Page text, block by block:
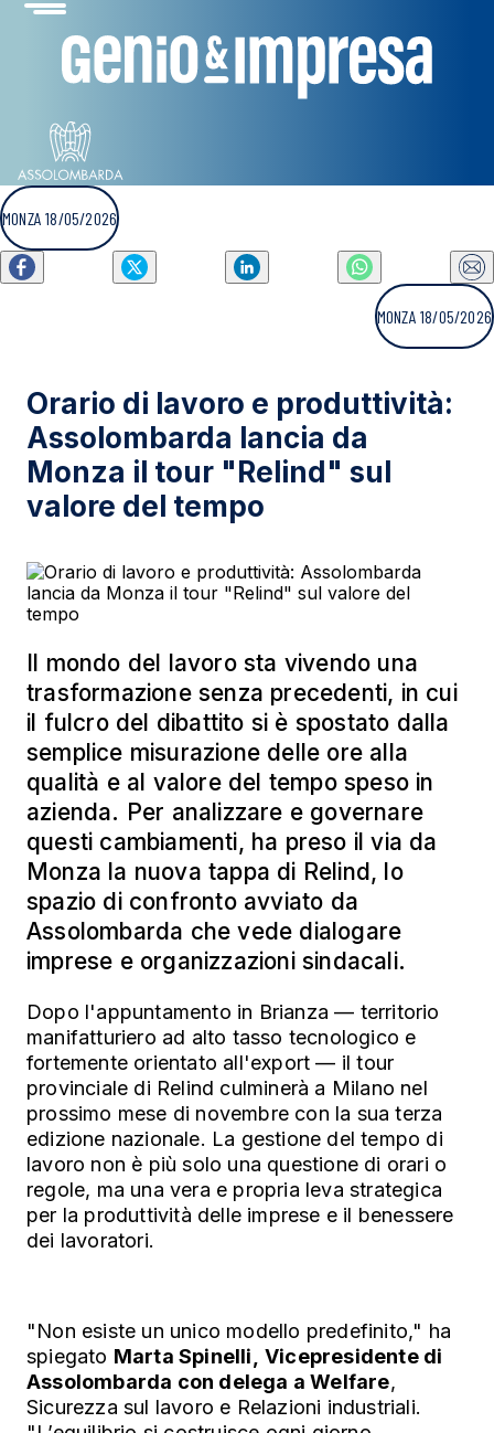
MONZA 18/05/2026
MONZA 18/05/2026
Orario di lavoro e produttività:
Assolombarda lancia da
Monza il tour "Relind" sul
valore del tempo
Il mondo del lavoro sta vivendo una
trasformazione senza precedenti, in cui
il fulcro del dibattito si è spostato dalla
semplice misurazione delle ore alla
qualità e al valore del tempo speso in
azienda. Per analizzare e governare
questi cambiamenti, ha preso il via da
Monza la nuova tappa di Relind, lo
spazio di confronto avviato da
Assolombarda che vede dialogare
imprese e organizzazioni sindacali.
Dopo l'appuntamento in Brianza — territorio
manifatturiero ad alto tasso tecnologico e
fortemente orientato all'export — il tour
provinciale di Relind culminerà a Milano nel
prossimo mese di novembre con la sua terza
edizione nazionale. La gestione del tempo di
lavoro non è più solo una questione di orari o
regole, ma una vera e propria leva strategica
per la produttività delle imprese e il benessere
dei lavoratori.
"Non esiste un unico modello predefinito," ha
spiegato Marta Spinelli,
Vicepresidente di
Assolombarda con delega a Welfare,
Sicurezza sul lavoro e Relazioni industriali.